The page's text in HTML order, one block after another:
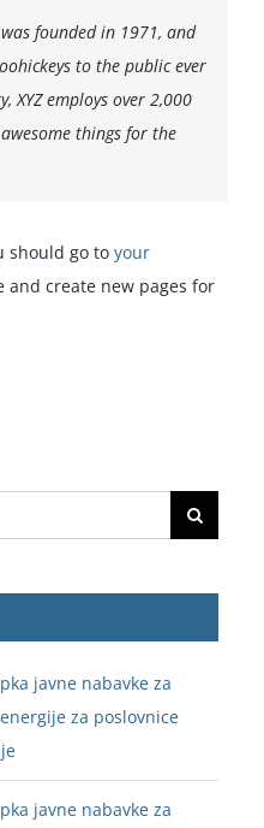
was founded in 1971, and
to the public ever
XYZ employs over 2,000
things for the
should go to your
and create new pages for
javne nabavke za
za poslovnice
javne nabavke za